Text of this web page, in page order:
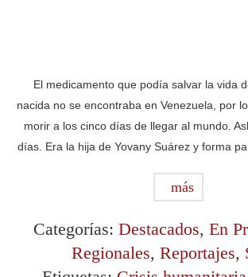
El medicamento que podía salvar la vida
nacida no se encontraba en Venezuela, por
morir a los cinco días de llegar al mundo.
días. Era la hija de Yovany Suárez y forma
más
Categorías: Destacados, En
Regionales, Reportajes,